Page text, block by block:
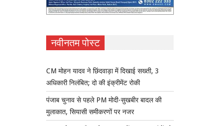
नवीनतम पोस्ट
CM मोहन यादव ने छिंदवाड़ा में दिखाई सख्ती, 3
अधिकारी निलंबित; दो की इंक्रीमेंट रोकी
पंजाब चुनाव से पहले PM मोदी-सुखबीर बादल की
मुलाकात, सियासी समीकरणों पर नजर